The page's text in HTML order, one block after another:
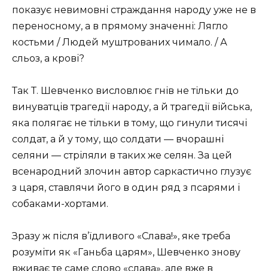
показує невимовні страждання народу уже не в
переносному, а в прямому значенні: Лягло
костьми / Людей муштрованих чимало. / А
сльоз, а крові?
Так Т. Шевченко висловлює гнів не тільки до
винуватців трагедії народу, а й трагедії війська,
яка полягає не тільки в тому, що гинули тисячі
солдат, а й у тому, що солдати — вчорашні
селяни — стріляли в таких же селян. За цей
всенародний злочин автор саркастично глузує
з царя, ставлячи його в один ряд з псарями і
собаками-хортами.
Зразу ж після в’їдливого «Слава!», яке треба
розуміти як «Ганьба царям», Шевченко знову
вживає те саме слово «слава», але вже в